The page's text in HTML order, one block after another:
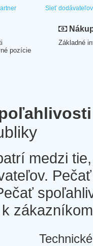
Sieť dodávateľov
pozície
Základné
medzi